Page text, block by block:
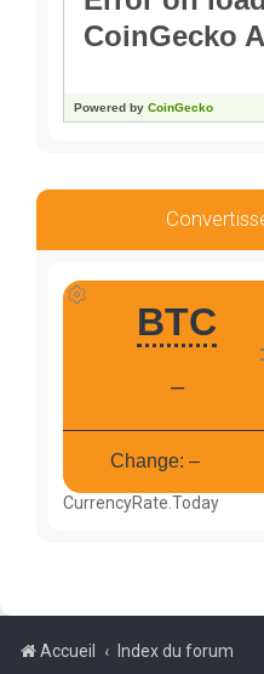
CurrencyRate.Today
Accueil Index du forum